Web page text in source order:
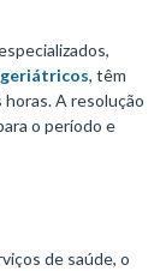
geriátricos, têm
A resolução
o período e
de saúde, o